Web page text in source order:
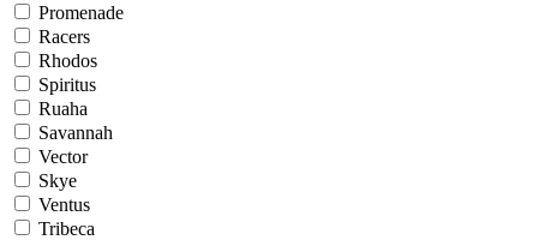
Promenade
Racers
Rhodos
Spiritus
Ruaha
Savannah
Vector
Skye
Ventus
Tribeca